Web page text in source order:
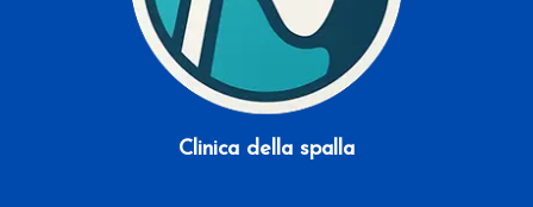
Clinica della spalla